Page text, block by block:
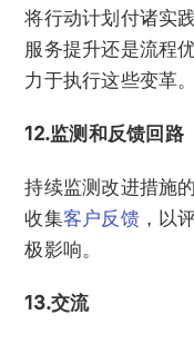
将行动计划付诸实
服务提升还是流程
力于执行这些变革。
12.监测和反馈回路
持续监测改进措施
收集客户反馈，以
极影响。
13.交流